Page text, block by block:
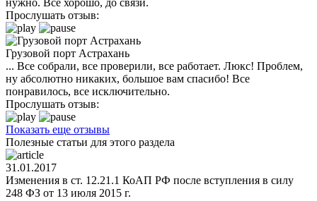
Прослушать отзыв:
Грузовой порт Астрахань
... Все собрали, все проверили, все работает. Люкс! Проблем,
ну абсолютно никаких, большое вам спасибо! Все
понравилось, все исключительно.
Прослушать отзыв:
Показать еще отзывы
Полезные статьи для этого раздела
31.01.2017
Изменения в ст. 12.21.1 КоАП РФ после вступления в силу
248 ФЗ от 13 июля 2015 г.